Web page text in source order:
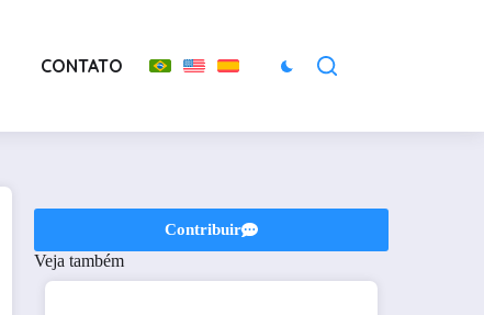
CONTATO
Contribuir
Veja também